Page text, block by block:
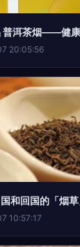
普洱茶烟——健
20:05:56
和回国的「烟
10:57:17